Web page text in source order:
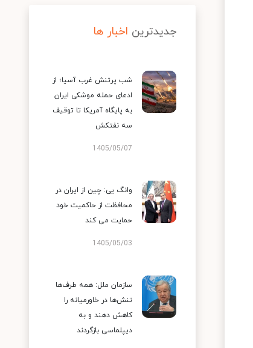
جدیدترین اخبار ها
شب پرتنش غرب آسیا؛ از
ادعای حمله موشکی ایران
به پایگاه آمریکا تا توقیف
سه نفتکش
1405/05/07
وانگ یی: چین از ایران در
محافظت از حاکمیت خود
حمایت می کند
1405/05/03
سازمان ملل: همه طرف‌ها
تنش‌ها در خاورمیانه را
کاهش دهند و به
دیپلماسی بازگردند